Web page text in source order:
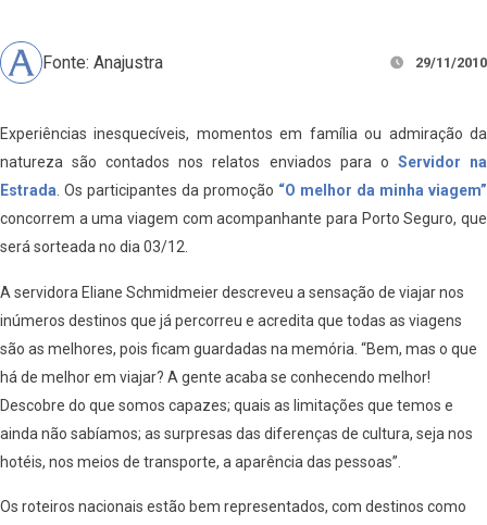
Fonte: Anajustra 29/11/2010
Experiências inesquecíveis, momentos em família ou admiração da
natureza são contados nos relatos enviados para o Servidor na
Estrada. Os participantes da promoção “O melhor da minha viagem”
concorrem a uma viagem com acompanhante para Porto Seguro, que
será sorteada no dia 03/12.
A servidora Eliane Schmidmeier descreveu a sensação de viajar nos
inúmeros destinos que já percorreu e acredita que todas as viagens
são as melhores, pois ficam guardadas na memória. “Bem, mas o que
há de melhor em viajar? A gente acaba se conhecendo melhor!
Descobre do que somos capazes; quais as limitações que temos e
ainda não sabíamos; as surpresas das diferenças de cultura, seja nos
hotéis, nos meios de transporte, a aparência das pessoas”.
Os roteiros nacionais estão bem representados, com destinos como